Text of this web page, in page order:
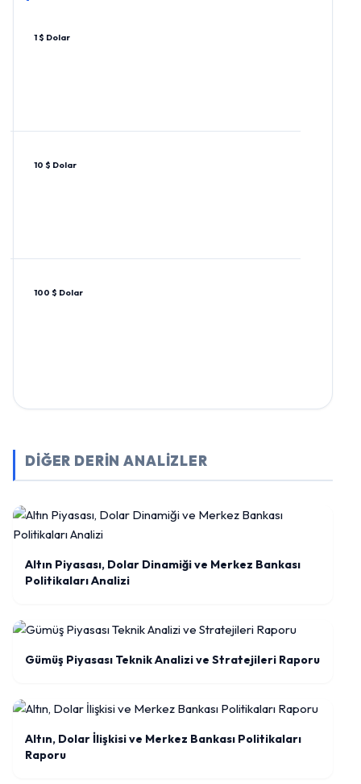
1 $ Dolar
10 $ Dolar
100 $ Dolar
DİĞER DERİN ANALİZLER
Altın Piyasası, Dolar Dinamiği ve Merkez Bankası
Politikaları Analizi
Gümüş Piyasası Teknik Analizi ve Stratejileri Raporu
Altın, Dolar İlişkisi ve Merkez Bankası Politikaları
Raporu